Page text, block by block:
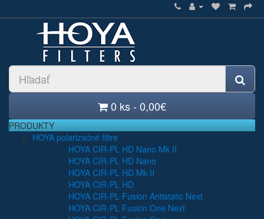
0 ks - 0,00€
PRODUKTY
HOYA polarizačné filtre
HOYA CIR-PL HD Nano Mk II
HOYA CIR-PL HD Nano
HOYA CIR-PL HD Mk II
HOYA CIR-PL HD
HOYA CIR-PL Fusion Antistatic Next
HOYA CIR-PL Fusion One Next